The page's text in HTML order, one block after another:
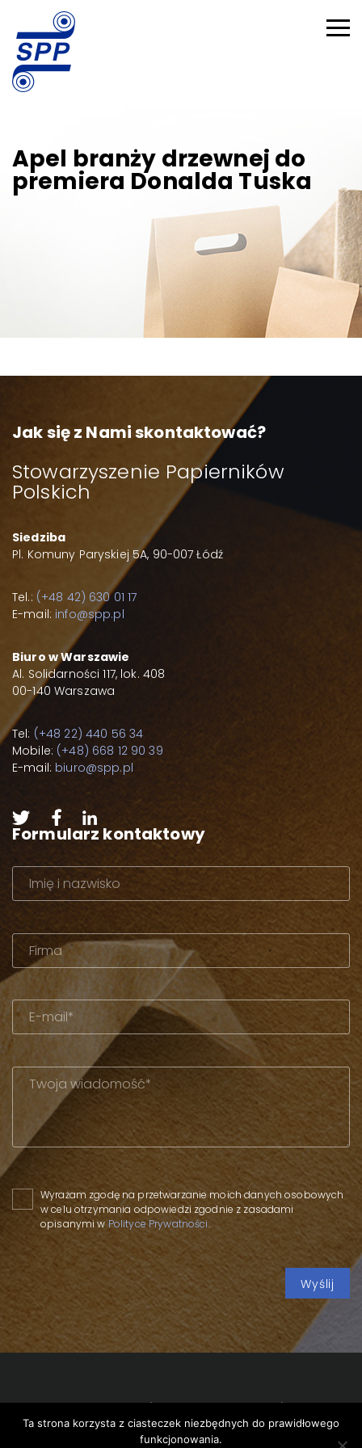
Apel branży drzewnej do
premiera Donalda Tuska
Jak się z Nami skontaktować?
Stowarzyszenie Papierników
Polskich
Siedziba
Pl. Komuny Paryskiej 5A, 90-007 Łódź
Tel.: (+48 42) 630 01 17
E-mail: info@spp.pl
Biuro w Warszawie
Al. Solidarności 117, lok. 408
00-140 Warszawa
Tel: (+48 22) 440 56 34
Mobile: (+48) 668 12 90 39
E-mail: biuro@spp.pl
Formularz kontaktowy
Please leave this field empty.
Wyrażam zgodę na przetwarzanie moich danych osobowych
w celu otrzymania odpowiedzi zgodnie z zasadami
opisanymi w Polityce Prywatności.
cookies /
Ta strona korzysta z ciasteczek niezbędnych do prawidłowego
funkcjonowania.